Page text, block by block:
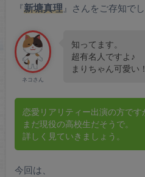
『新塘真理』さんをご存知で
ネコさん
知ってます。
超有名人ですよ♪
まりちゃん可愛い！
恋愛リアリティー出演の方です
まだ現役の高校生だそうで。
詳しく見ていきましょう。
今回は、